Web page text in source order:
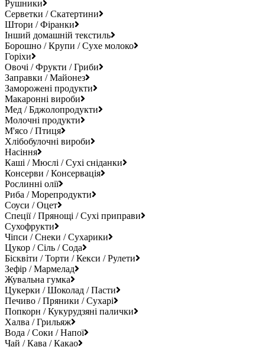
Рушники
Серветки / Скатертини
Штори / Фіранки
Інший домашній текстиль
Борошно / Крупи / Сухе молоко
Горіхи
Овочі / Фрукти / Гриби
Заправки / Майонез
Заморожені продукти
Макаронні вироби
Мед / Бджолопродукти
Молочні продукти
М'ясо / Птиця
Хлібобулочні вироби
Насіння
Каші / Мюслі / Сухі сніданки
Консерви / Консервація
Рослинні олії
Риба / Морепродукти
Соуси / Оцет
Спеції / Прянощі / Сухі приправи
Сухофрукти
Чіпси / Снеки / Сухарики
Цукор / Сіль / Сода
Бісквіти / Торти / Кекси / Рулети
Зефір / Мармелад
Жувальна гумка
Цукерки / Шоколад / Пасти
Печиво / Пряники / Сухарі
Попкорн / Кукурудзяні палички
Халва / Грильяж
Вода / Соки / Напої
Чай / Кава / Какао